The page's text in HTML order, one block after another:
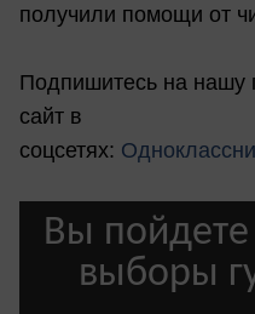
получили помощи от
Подпишитесь на нашу
сайт в
соцсетях: